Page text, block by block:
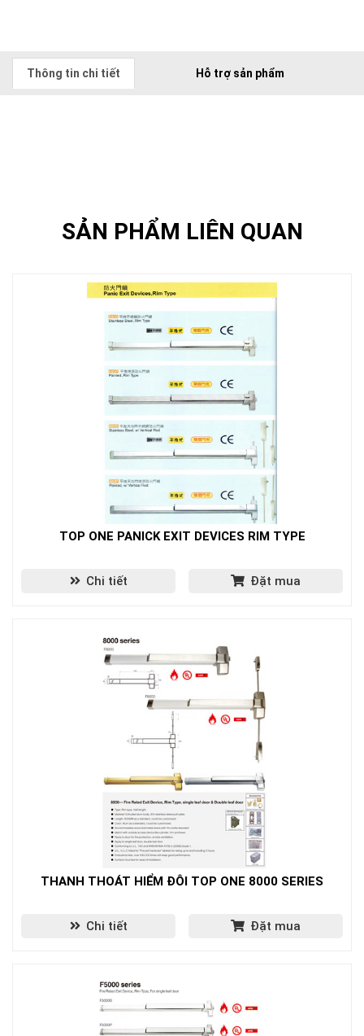
Thông tin chi tiết Hỗ trợ sản phẩm
SẢN PHẨM LIÊN QUAN
TOP ONE PANICK EXIT DEVICES RIM TYPE
Chi tiết Đặt mua
THANH THOÁT HIỂM ĐÔI TOP ONE 8000 SERIES
Chi tiết Đặt mua